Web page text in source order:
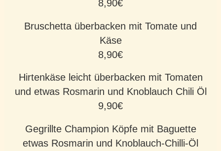
8,90€
Bruschetta überbacken mit Tomate und
Käse
8,90€
Hirtenkäse leicht überbacken mit Tomaten
und etwas Rosmarin und Knoblauch Chili Öl
9,90€
Gegrillte Champion Köpfe mit Baguette
etwas Rosmarin und Knoblauch-Chilli-Öl